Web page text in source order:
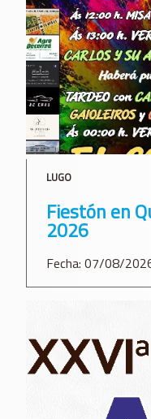
LUGO
Fiestón en
2026
Fecha: 07/08/